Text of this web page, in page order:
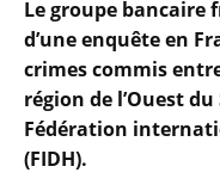
Le groupe bancaire
d’une enquête en
crimes commis
région de l’Ouest
Fédération
(FIDH).